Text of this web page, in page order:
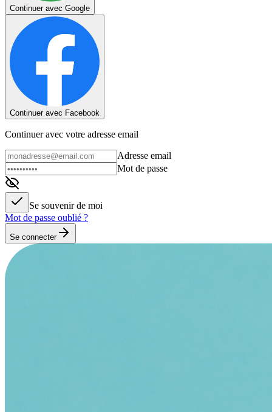
Continuer avec Google
Continuer avec Facebook
Continuer avec votre adresse email
Adresse email
Mot de passe
Se souvenir de moi
Mot de passe oublié ?
Se connecter